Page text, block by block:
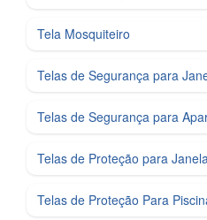
Tela Mosquiteiro
Telas de Segurança para
Telas de Segurança para
Telas de Proteção para
Telas de Proteção Para